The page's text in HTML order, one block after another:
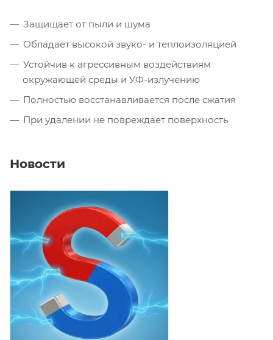
Защищает от пыли и шума
Обладает высокой звуко- и теплоизоляцией
Устойчив к агрессивным воздействиям
окружающей среды и УФ-излучению
Полностью восстанавливается после сжатия
При удалении не повреждает поверхность
Новости